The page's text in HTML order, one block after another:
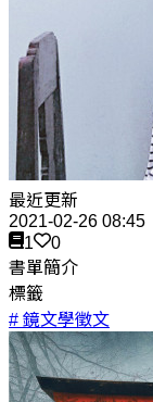
最近更新
2021-02-26 08:45
1
0
書單簡介
標籤
# 鏡文學徵文